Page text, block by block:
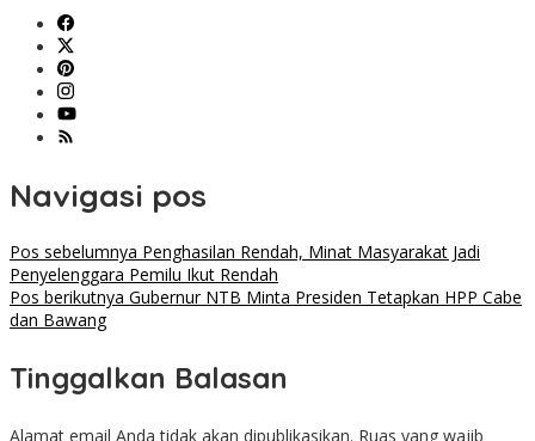
Navigasi pos
Pos sebelumnya Penghasilan Rendah, Minat Masyarakat Jadi
Penyelenggara Pemilu Ikut Rendah
Pos berikutnya Gubernur NTB Minta Presiden Tetapkan HPP Cabe
dan Bawang
Tinggalkan Balasan
Alamat email Anda tidak akan dipublikasikan. Ruas yang wajib